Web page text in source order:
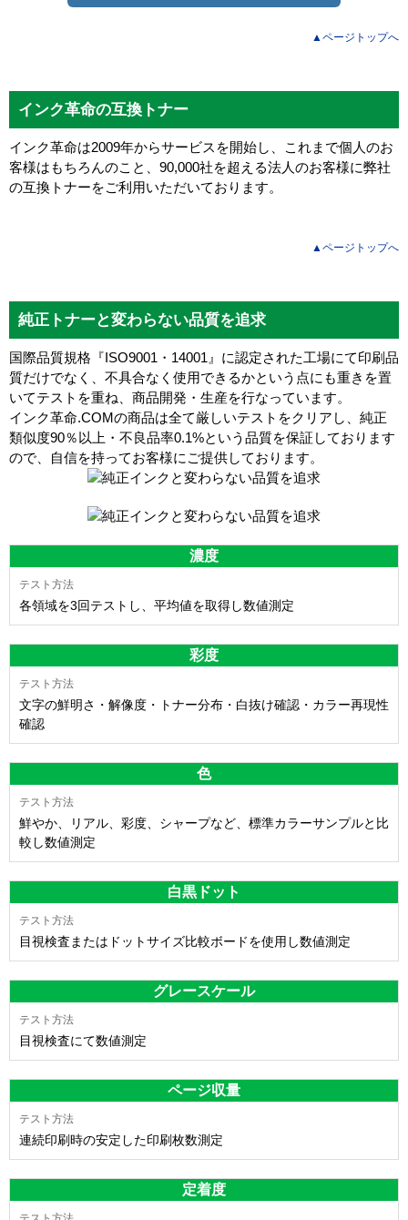
▲ページトップへ
インク革命の互換トナー
インク革命は2009年からサービスを開始し、これまで個人のお
客様はもちろんのこと、90,000社を超える法人のお客様に弊社
の互換トナーをご利用いただいております。
▲ページトップへ
純正トナーと変わらない品質を追求
国際品質規格『ISO9001・14001』に認定された工場にて印刷品
質だけでなく、不具合なく使用できるかという点にも重きを置
いてテストを重ね、商品開発・生産を行なっています。
インク革命.COMの商品は全て厳しいテストをクリアし、 純正
類似度90％以上・不良品率0.1%という品質を保証しております
ので、自信を持ってお客様にご提供しております。
濃度
各領域を3回テストし、平均値を取得し数値測定
彩度
文字の鮮明さ・解像度・トナー分布・白抜け確認・カラー再現性
確認
色
鮮やか、リアル、彩度、シャープなど、標準カラーサンプルと比
較し数値測定
白黒ドット
目視検査またはドットサイズ比較ボードを使用し数値測定
グレースケール
目視検査にて数値測定
ページ収量
連続印刷時の安定した印刷枚数測定
定着度